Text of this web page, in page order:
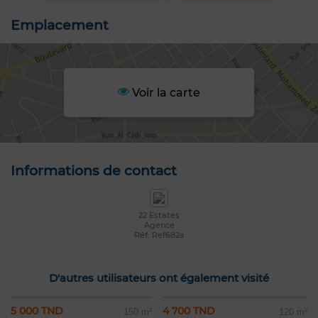
Emplacement
Voir la carte
Informations de contact
22 Estates
Agence
Réf: Ref682a
D'autres utilisateurs ont également visité
5 000 TND 150 m² 4 700 TND 120 m²